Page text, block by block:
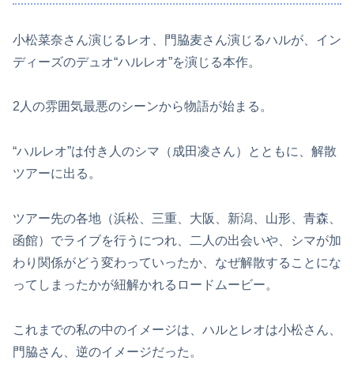
小松菜奈さん演じるレオ、門脇麦さん演じるハルが、イン
ディーズのデュオ“ハルレオ”を演じる本作。
2人の雰囲気最悪のシーンから物語が始まる。
“ハルレオ”は付き人のシマ（成田凌さん）とともに、解散
ツアーに出る。
ツアー先の各地（浜松、三重、大阪、新潟、山形、青森、
函館）でライブを行うにつれ、二人の出会いや、シマが加
わり関係がどう変わっていったか、なぜ解散することにな
ってしまったかが紐解かれるロードムービー。
これまでの私の中のイメージは、ハルとレオは小松さん、
門脇さん、逆のイメージだった。